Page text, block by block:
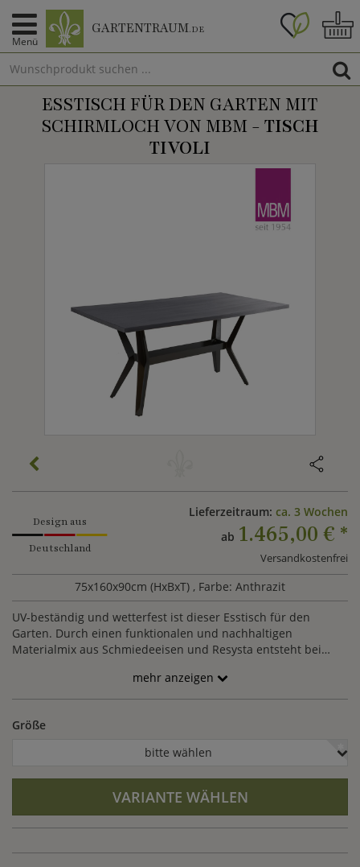
Menü
GARTENTRAUM.DE
ESSTISCH FÜR DEN GARTEN MIT
SCHIRMLOCH VON MBM - TISCH
TIVOLI
Design aus
Deutschland
Lieferzeitraum: ca. 3 Wochen
ab 1.465,00 € *
Versandkostenfrei
75x160x90cm (HxBxT) , Farbe: Anthrazit
UV-beständig und wetterfest ist dieser Esstisch für den
Garten. Durch einen funktionalen und nachhaltigen
Materialmix aus Schmiedeeisen und Resysta entsteht bei
Familie Platz findet. Die Tischplatte besitzt ein Loch, indem
sich ein Sonnenschirm befestigen lässt.
mehr anzeigen
Größe
bitte wählen
VARIANTE WÄHLEN